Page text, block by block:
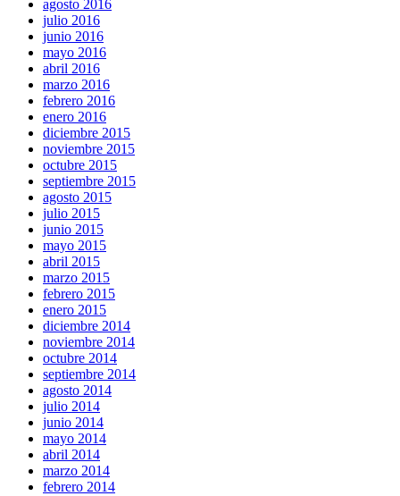
agosto 2016
julio 2016
junio 2016
mayo 2016
abril 2016
marzo 2016
febrero 2016
enero 2016
diciembre 2015
noviembre 2015
octubre 2015
septiembre 2015
agosto 2015
julio 2015
junio 2015
mayo 2015
abril 2015
marzo 2015
febrero 2015
enero 2015
diciembre 2014
noviembre 2014
octubre 2014
septiembre 2014
agosto 2014
julio 2014
junio 2014
mayo 2014
abril 2014
marzo 2014
febrero 2014